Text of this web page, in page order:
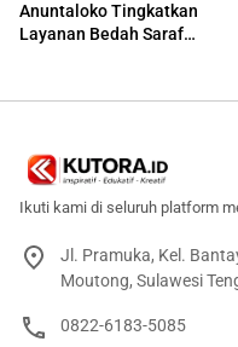
Anuntaloko Tingkatkan
Layanan Bedah Saraf
Ikuti kami di seluruh platform
Jl. Pramuka, Kel.
Moutong, Sulawesi
0822-6183-5085